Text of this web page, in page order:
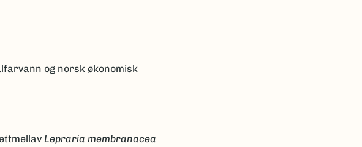
og norsk økonomisk
Lepraria membranacea